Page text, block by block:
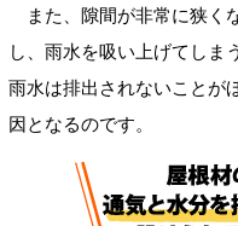
また、隙間が非常に狭く
し、雨水を吸い上げてしま
雨水は排出されないことが
因となるのです。